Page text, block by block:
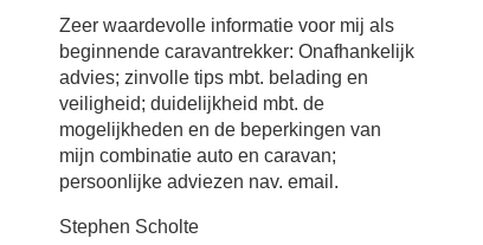
Zeer waardevolle informatie voor mij als
beginnende caravantrekker: Onafhankelijk
advies; zinvolle tips mbt. belading en
veiligheid; duidelijkheid mbt. de
mogelijkheden en de beperkingen van
mijn combinatie auto en caravan;
persoonlijke adviezen nav. email.
Stephen Scholte